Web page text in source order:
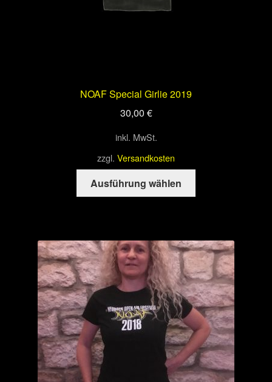
NOAF Special Girlie 2019
30,00 €
inkl. MwSt.
zzgl. Versandkosten
Ausführung wählen
Varianten
auf.
Die
Optionen
können
auf
der
Produktseite
gewählt
werden